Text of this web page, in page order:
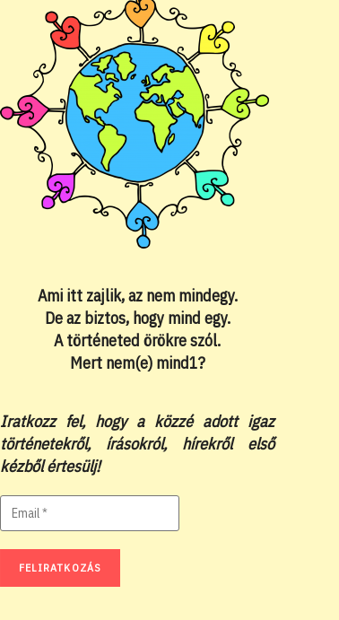
Ami itt zajlik, az nem mindegy.
De az biztos, hogy mind egy.
A történeted örökre szól.
Mert nem(e) mind1?
Iratkozz fel, hogy a közzé adott igaz
történetekről, írásokról, hírekről első
kézből értesülj!